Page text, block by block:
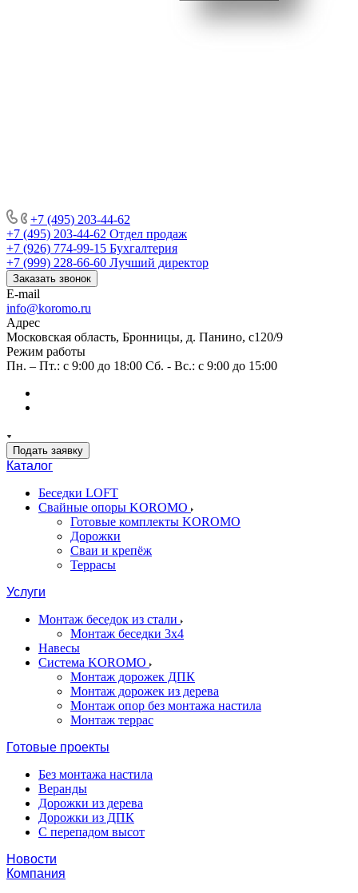
+7 (495) 203-44-62
+7 (495) 203-44-62 Отдел продаж
+7 (926) 774-99-15 Бухгалтерия
+7 (999) 228-66-60 Лучший директор
Заказать звонок
E-mail
info@koromo.ru
Адрес
Московская область, Бронницы, д. Панино, с120/9
Режим работы
Пн. – Пт.: с 9:00 до 18:00 Сб. - Вс.: с 9:00 до 15:00
Подать заявку
Каталог
Беседки LOFT
Свайные опоры KOROMO
Готовые комплекты KOROMO
Дорожки
Сваи и крепёж
Террасы
Услуги
Монтаж беседок из стали
Монтаж беседки 3х4
Навесы
Система KOROMO
Монтаж дорожек ДПК
Монтаж дорожек из дерева
Монтаж опор без монтажа настила
Монтаж террас
Готовые проекты
Без монтажа настила
Веранды
Дорожки из дерева
Дорожки из ДПК
С перепадом высот
Новости
Компания